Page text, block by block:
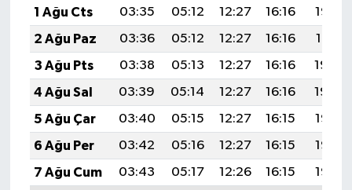
1 Ağu Cts
03:35 05:12 12:27 16:16
19:32
2 Ağu Paz
03:36 05:12 12:27 16:16
19:31
3 Ağu Pts
03:38 05:13 12:27 16:16
19:30
4 Ağu Sal
03:39 05:14 12:27 16:16
19:29
5 Ağu Çar
03:40 05:15 12:27 16:15
19:28
6 Ağu Per
03:42 05:16 12:27 16:15
19:27
7 Ağu Cum
03:43 05:17 12:26 16:15
19:26